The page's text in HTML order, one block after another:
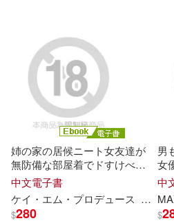
金波(72)
フラウス(71)
(美)鮑姆(70)
アテナ映像電子書籍写真集
大連理工大學出版社(534)
法律出版社(521)
二十一世紀出版社(508)
全華圖書(508)
姉の家の居候ニート女友達が
無防備な部屋着でドすけべオ
ナニー誘惑!! Vol.01 (電子書)
中文電子書
ケイ・エム・プロデュース 尾崎え
$280
男
女
チ
中
$